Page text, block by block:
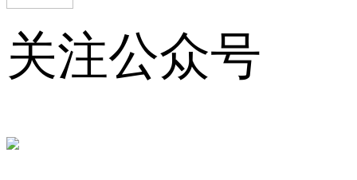
关注公众号